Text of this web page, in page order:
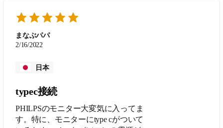
まなぶパパ
2/16/2022
日本
typec接続
PHILPSのモニター大変気に入ってま
す。特に、モニターにtype cがついて